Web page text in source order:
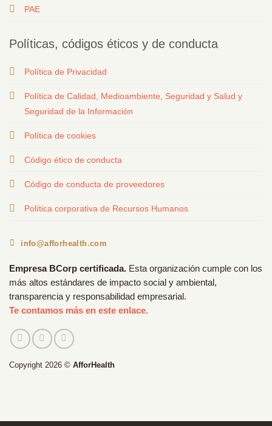
PAE
Políticas, códigos éticos y de conducta
Política de Privacidad
Política de Calidad, Medioambiente, Seguridad y Salud y
Seguridad de la Información
Política de cookies
Código ético de conducta
Código de conducta de proveedores
Política corporativa de Recursos Humanos
info@afforhealth.com
Empresa BCorp certificada. Esta organización cumple con los
más altos estándares de impacto social y ambiental,
transparencia y responsabilidad empresarial.
Te contamos más en este enlace.
Copyright 2026 © AfforHealth